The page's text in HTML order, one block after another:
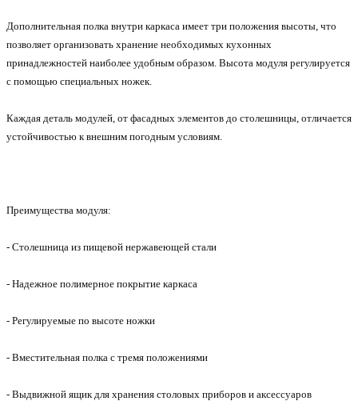
Дополнительная полка внутри каркаса имеет три положения высоты, что
позволяет организовать хранение необходимых кухонных
принадлежностей наиболее удобным образом. Высота модуля регулируется
с помощью специальных ножек.
Каждая деталь модулей, от фасадных элементов до столешницы, отличается
устойчивостью к внешним погодным условиям.
Преимущества модуля:
- Столешница из пищевой нержавеющей стали
- Надежное полимерное покрытие каркаса
- Регулируемые по высоте ножки
- Вместительная полка с тремя положениями
- Выдвижной ящик для хранения столовых приборов и аксессуаров